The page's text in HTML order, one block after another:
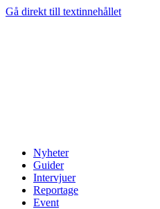
Gå direkt till textinnehållet
Nyheter
Guider
Intervjuer
Reportage
Event